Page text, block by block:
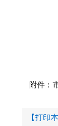
附件：
【打印